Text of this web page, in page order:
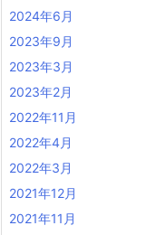
2024年6月
2023年9月
2023年3月
2023年2月
2022年11月
2022年4月
2022年3月
2021年12月
2021年11月